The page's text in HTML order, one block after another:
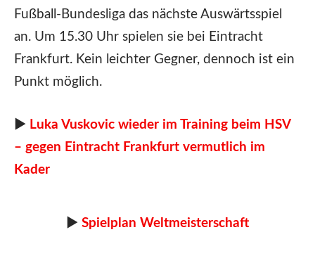
Fußball-Bundesliga das nächste Auswärtsspiel
an. Um 15.30 Uhr spielen sie bei Eintracht
Frankfurt. Kein leichter Gegner, dennoch ist ein
Punkt möglich.
► Luka Vuskovic wieder im Training beim HSV
– gegen Eintracht Frankfurt vermutlich im
Kader
► Spielplan Weltmeisterschaft